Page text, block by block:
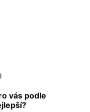
vás podle